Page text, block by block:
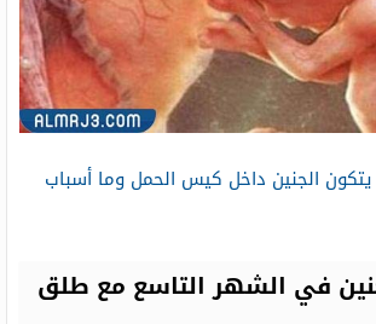
الجنين داخل كيس الحمل وما أسباب
في الشهر التاسع مع طلق